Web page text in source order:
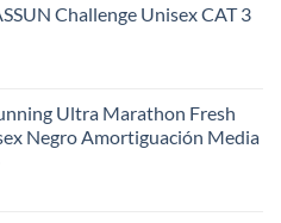
Challenge Unisex CAT 3
Ultra Marathon Fresh
Negro Amortiguación Media